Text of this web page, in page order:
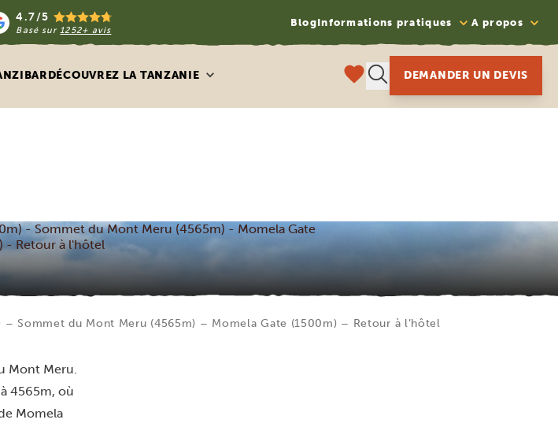
4.7/5
Basé sur1252+ avis
BlogInformations pratiques A propos
DÉCOUVREZ LA TANZANIE DEMANDER UN DEVIS
- Sommet du Mont Meru (4565m) - Momela Gate
- Retour à l'hôtel
Sommet du Mont Meru (4565m) – Momela Gate (1500m) – Retour à l’hôtel
Mont Meru.
4565m, où
Momela